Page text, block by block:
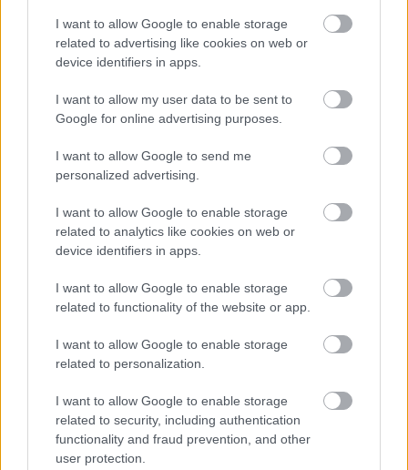
I want to allow Google to enable storage
related to advertising like cookies on web or
device identifiers in apps.
I want to allow my user data to be sent to
Google for online advertising purposes.
I want to allow Google to send me
personalized advertising.
I want to allow Google to enable storage
related to analytics like cookies on web or
device identifiers in apps.
I want to allow Google to enable storage
related to functionality of the website or app.
I want to allow Google to enable storage
related to personalization.
I want to allow Google to enable storage
related to security, including authentication
functionality and fraud prevention, and other
user protection.
Szinkronrendező: Kozma Mari
Stúdió: Mikroszinkron
Címkék: The Closer
Gyilkos ügyek Major Crimes
Ajánlott bejegyzések:
Szinkronhangok: Doktor Murphy (The
Good Doctor)
Lefelezik a Jóban Rosszban premier